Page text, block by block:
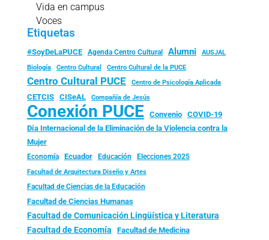
Vida en campus
Voces
Etiquetas
#SoyDeLaPUCE Agenda Centro Cultural Alumni
AUSJAL
Biología
Centro Cultural Centro Cultural de la PUCE
Centro Cultural PUCE Centro de Psicología Aplicada
CETCIS CISeAL Compañía de Jesús
Conexión PUCE Convenio
COVID-19
Día Internacional de la Eliminación de la Violencia contra la
Mujer
Economía Ecuador Educación Elecciones 2025
Facultad de Arquitectura Diseño y Artes
Facultad de Ciencias de la Educación
Facultad de Ciencias Humanas
Facultad de Comunicación Lingüística y Literatura
Facultad de Economía Facultad de Medicina